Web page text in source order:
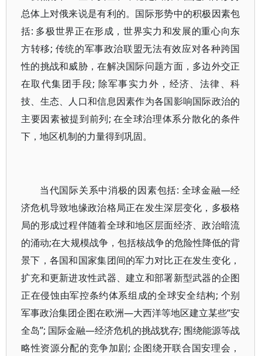
总体上对俄来说是有利的。国际形势中的积极因素包
括: 多极世界正在形成，世界实力和发展的重心向东
方转移; 传统的军事政治联盟无法有效应对各种跨国
性的挑战和威胁，在解决国际问题方面，多边外交正
在取代集团手段; 除军事实力外，经济、法律、科
技、生态、人口和信息因素作为各国影响国际政治的
主要因素被提到前列; 在全球治理体系分散化的条件
下，地区机制的力量得到巩固。
当代国际关系中消极的因素包括: 全球金融—经
济危机导致地缘政治格局正在发生深层变化，多极格
局的形成过程伴随着全球和地区层面经济、政治暗流
的涌动;在大规模战争，包括核战争的危险性降低的背
景下，各国和国家集团间的军力对比正在发生变化，
扩充和更新进攻性武器、建立和部署新型武器的企图
正在侵蚀由军控条约体系组成的全球安全结构; 个别
军事政治集团企图在欧洲—大西洋等地区建立某些“安
全岛”; 国际金融—经济危机的挑战犹存; 围绕能源等战
略性资源分配的竞争加剧; 企图绕开联合国安理会，